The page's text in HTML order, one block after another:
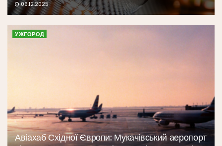
06.12.2025
УЖГОРОД
Авіахаб Східної Європи: Мукачівський аеропорт